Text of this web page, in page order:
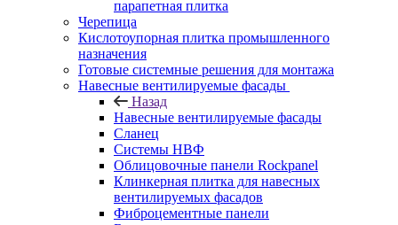
парапетная плитка
Черепица
Кислотоупорная плитка промышленного
назначения
Готовые системные решения для монтажа
Навесные вентилируемые фасады
Назад
Навесные вентилируемые фасады
Сланец
Системы НВФ
Облицовочные панели Rockpanel
Клинкерная плитка для навесных
вентилируемых фасадов
Фиброцементные панели